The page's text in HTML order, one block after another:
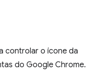
controlar o ícone da
do Google Chrome.